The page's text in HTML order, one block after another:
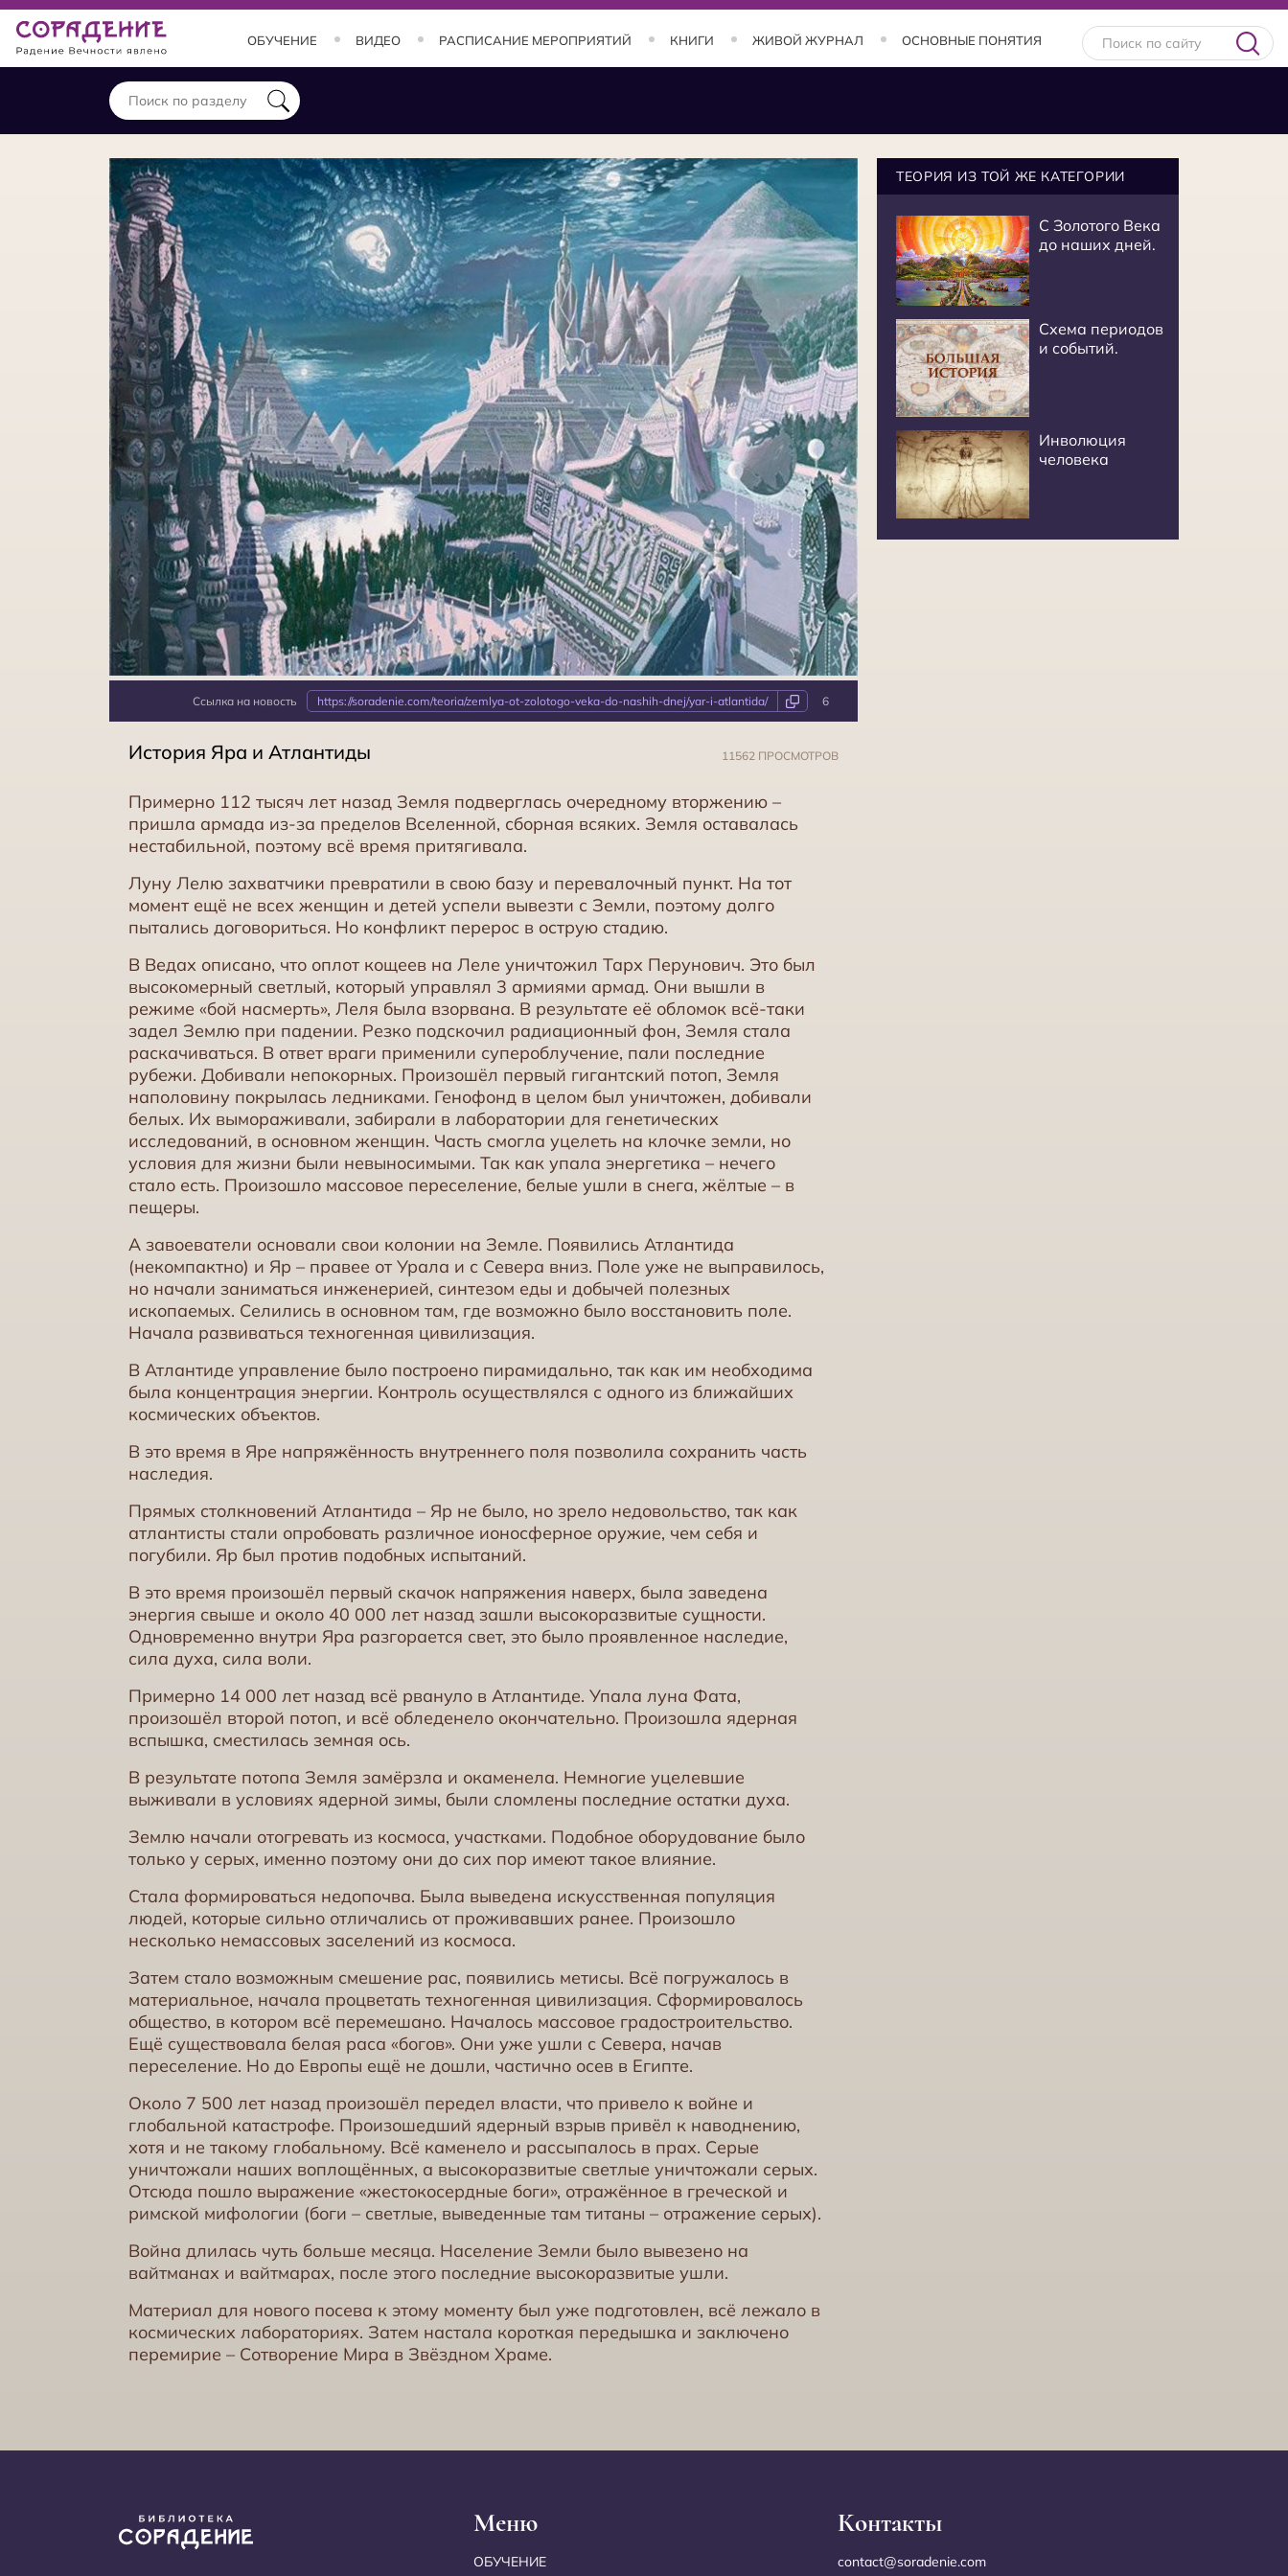
ОБУЧЕНИЕ
ОБУЧЕНИЕ
Теория
Практика
Состояния
Заставки
ВИДЕО РАСПИСАНИЕ МЕРОПРИЯТИЙ КНИГИ ЖИВОЙ ЖУРНАЛ ОСНОВНЫЕ ПОНЯТИЯ
Ссылка на новость https://soradenie.com/teoria/zemlya-ot-zolotogo-veka-do-nashih-dnej/yar-i-atlantida/ 6
История Яра и Атлантиды 11562 ПРОСМОТРОВ
Примерно 112 тысяч лет назад Земля подверглась очередному вторжению –
пришла армада из-за пределов Вселенной, сборная всяких. Земля оставалась
нестабильной, поэтому всё время притягивала.
Луну Лелю захватчики превратили в свою базу и перевалочный пункт. На тот
момент ещё не всех женщин и детей успели вывезти с Земли, поэтому долго
пытались договориться. Но конфликт перерос в острую стадию.
В Ведах описано, что оплот кощеев на Леле уничтожил Тарх Перунович. Это был
высокомерный светлый, который управлял 3 армиями армад. Они вышли в
режиме «бой насмерть», Леля была взорвана. В результате её обломок всё-таки
задел Землю при падении. Резко подскочил радиационный фон, Земля стала
раскачиваться. В ответ враги применили супероблучение, пали последние
рубежи. Добивали непокорных. Произошёл первый гигантский потоп, Земля
наполовину покрылась ледниками. Генофонд в целом был уничтожен, добивали
белых. Их вымораживали, забирали в лаборатории для генетических
исследований, в основном женщин. Часть смогла уцелеть на клочке земли, но
условия для жизни были невыносимыми. Так как упала энергетика – нечего
стало есть. Произошло массовое переселение, белые ушли в снега, жёлтые – в
пещеры.
А завоеватели основали свои колонии на Земле. Появились Атлантида
(некомпактно) и Яр – правее от Урала и с Севера вниз. Поле уже не выправилось,
но начали заниматься инженерией, синтезом еды и добычей полезных
ископаемых. Селились в основном там, где возможно было восстановить поле.
Начала развиваться техногенная цивилизация.
В Атлантиде управление было построено пирамидально, так как им необходима
была концентрация энергии. Контроль осуществлялся с одного из ближайших
космических объектов.
В это время в Яре напряжённость внутреннего поля позволила сохранить часть
наследия.
Прямых столкновений Атлантида – Яр не было, но зрело недовольство, так как
атлантисты стали опробовать различное ионосферное оружие, чем себя и
погубили. Яр был против подобных испытаний.
В это время произошёл первый скачок напряжения наверх, была заведена
энергия свыше и около 40 000 лет назад зашли высокоразвитые сущности.
Одновременно внутри Яра разгорается свет, это было проявленное наследие,
сила духа, сила воли.
Примерно 14 000 лет назад всё рвануло в Атлантиде. Упала луна Фата,
произошёл второй потоп, и всё обледенело окончательно. Произошла ядерная
вспышка, сместилась земная ось.
В результате потопа Земля замёрзла и окаменела. Немногие уцелевшие
выживали в условиях ядерной зимы, были сломлены последние остатки духа.
Землю начали отогревать из космоса, участками. Подобное оборудование было
только у серых, именно поэтому они до сих пор имеют такое влияние.
Стала формироваться недопочва. Была выведена искусственная популяция
людей, которые сильно отличались от проживавших ранее. Произошло
несколько немассовых заселений из космоса.
Затем стало возможным смешение рас, появились метисы. Всё погружалось в
материальное, начала процветать техногенная цивилизация. Сформировалось
общество, в котором всё перемешано. Началось массовое градостроительство.
Ещё существовала белая раса «богов». Они уже ушли с Севера, начав
переселение. Но до Европы ещё не дошли, частично осев в Египте.
Около 7 500 лет назад произошёл передел власти, что привело к войне и
глобальной катастрофе. Произошедший ядерный взрыв привёл к наводнению,
хотя и не такому глобальному. Всё каменело и рассыпалось в прах. Серые
уничтожали наших воплощённых, а высокоразвитые светлые уничтожали серых.
Отсюда пошло выражение «жестокосердные боги», отражённое в греческой и
римской мифологии (боги – светлые, выведенные там титаны – отражение серых).
Война длилась чуть больше месяца. Население Земли было вывезено на
вайтманах и вайтмарах, после этого последние высокоразвитые ушли.
Материал для нового посева к этому моменту был уже подготовлен, всё лежало в
космических лабораториях. Затем настала короткая передышка и заключено
перемирие – Сотворение Мира в Звёздном Храме.
ТЕОРИЯ ИЗ ТОЙ ЖЕ КАТЕГОРИИ
С Золотого Века
до наших дней.
Схема периодов
и событий.
Инволюция
человека
Меню
ОБУЧЕНИЕ
Контакты
contact@soradenie.com